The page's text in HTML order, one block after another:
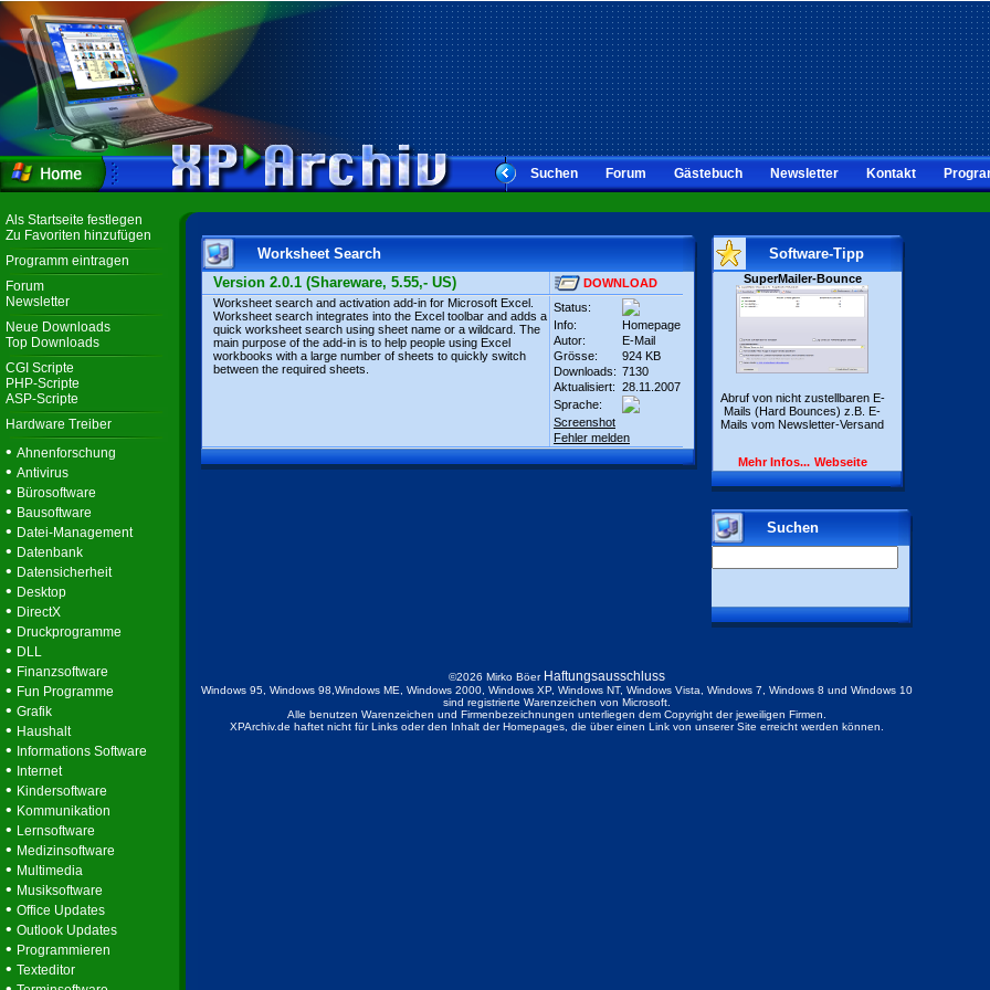
Suchen Forum Gästebuch Newsletter Kontakt
Als Startseite festlegen
Zu Favoriten hinzufügen
Programm eintragen
Forum
Newsletter
Neue Downloads
Top Downloads
CGI Scripte
PHP-Scripte
ASP-Scripte
Hardware Treiber
• Ahnenforschung
• Antivirus
• Bürosoftware
• Bausoftware
• Datei-Management
• Datenbank
• Datensicherheit
• Desktop
• DirectX
• Druckprogramme
• DLL
• Finanzsoftware
• Fun Programme
• Grafik
• Haushalt
• Informations Software
• Internet
• Kindersoftware
• Kommunikation
• Lernsoftware
• Medizinsoftware
• Multimedia
• Musiksoftware
• Office Updates
• Outlook Updates
• Programmieren
• Texteditor
Worksheet Search
Version 2.0.1 (Shareware, 5.55,- US)
DOWNLOAD
Worksheet search and activation add-in for Microsoft Excel.
Worksheet search integrates into the Excel toolbar and adds a
quick worksheet search using sheet name or a wildcard. The
main purpose of the add-in is to help people using Excel
workbooks with a large number of sheets to quickly switch
between the required sheets.
Status:
Info:
Homepage
Autor:
E-Mail
Grösse:
924 KB
Downloads: 7130
Aktualisiert: 28.11.2007
Sprache:
Screenshot
Fehler melden
Software-Tipp
SuperMailer-Bounce
Abruf von nicht zustellbaren E-
Mails (Hard Bounces) z.B. E-
Mails vom Newsletter-Versand
Mehr Infos... Webseite
Suchen
©2026 Mirko Böer Haftungsausschluss
Windows 95, Windows 98,Windows ME, Windows 2000, Windows XP, Windows NT, Windows Vista, Windows 7, Windows 8 und Windows 10
sind registrierte Warenzeichen von Microsoft.
Alle benutzen Warenzeichen und Firmenbezeichnungen unterliegen dem Copyright der jeweiligen Firmen.
XPArchiv.de haftet nicht für Links oder den Inhalt der Homepages, die über einen Link von unserer Site erreicht werden können.